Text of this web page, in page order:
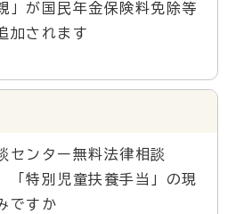
」が国民年金保険料免除等
加されます
センター無料法律相談
「特別児童扶養手当」の現
ですか